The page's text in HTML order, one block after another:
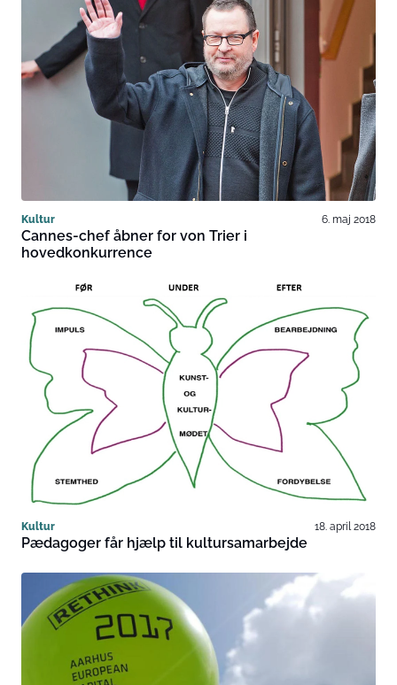
Kultur 6. maj 2018
Cannes-chef åbner for von Trier i
hovedkonkurrence
Kultur 18. april 2018
Pædagoger får hjælp til kultursamarbejde